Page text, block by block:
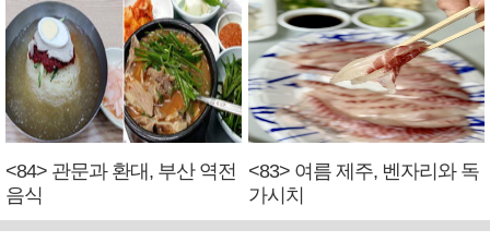
<84> 관문과 환대, 부산 역전
음식
<83> 여름 제주, 벤자리와 독
가시치